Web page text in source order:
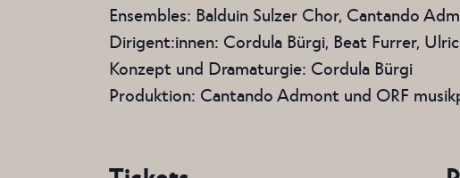
Ensembles: Balduin Sulzer Chor, Cantando
Dirigent:innen: Cordula Bürgi, Beat Furrer,
Konzept und Dramaturgie: Cordula Bürgi
Produktion: Cantando Admont und ORF